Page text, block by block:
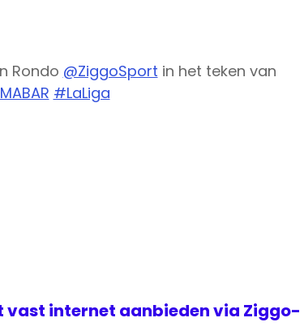
Rondo @ZiggoSport in het teken van
#LaLiga
vast internet aanbieden via Ziggo-